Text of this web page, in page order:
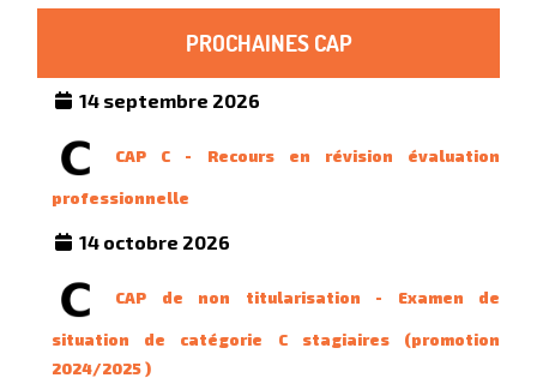
PROCHAINES CAP
14 septembre 2026
CAP C - Recours en révision évaluation
professionnelle
14 octobre 2026
CAP de non titularisation - Examen de
situation de catégorie C stagiaires (promotion
2024/2025 )